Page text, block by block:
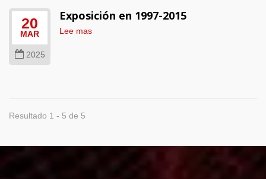
20
MAR
2025
Exposición en 1997-2015
Lee mas
Resultado 1 - 5 de 5